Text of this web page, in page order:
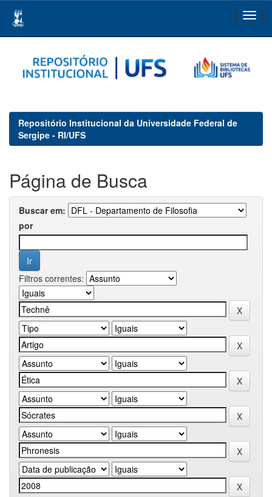
navigation
Repositório Institucional da Universidade Federal de
Sergipe - RI/UFS
Página de Busca
Buscar em:
por
Filtros correntes: